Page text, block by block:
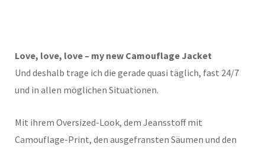
Love, love, love – my new Camouflage Jacket
Und deshalb trage ich die gerade quasi täglich, fast 24/7
und in allen möglichen Situationen.
Mit ihrem Oversized-Look, dem Jeansstoff mit
Camouflage-Print, den ausgefransten Säumen und den